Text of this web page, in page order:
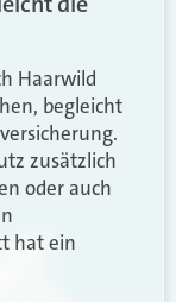
Haarwild
begleicht
zusätzlich
oder auch
hat ein